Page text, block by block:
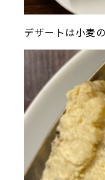
デザートは小麦